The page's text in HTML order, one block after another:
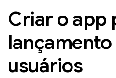
Criar o app
lançamento
usuários